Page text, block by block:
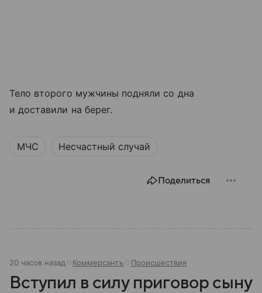
Тело второго мужчины подняли со дна
и доставили на берег.
МЧС Несчастный случай
Поделиться
20 часов назад Коммерсантъ Происшествия
Вступил в силу приговор сыну